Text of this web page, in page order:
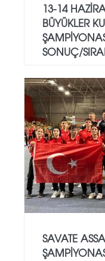
13-14
BÜYÜKLER
SONUÇ/
SAVATE